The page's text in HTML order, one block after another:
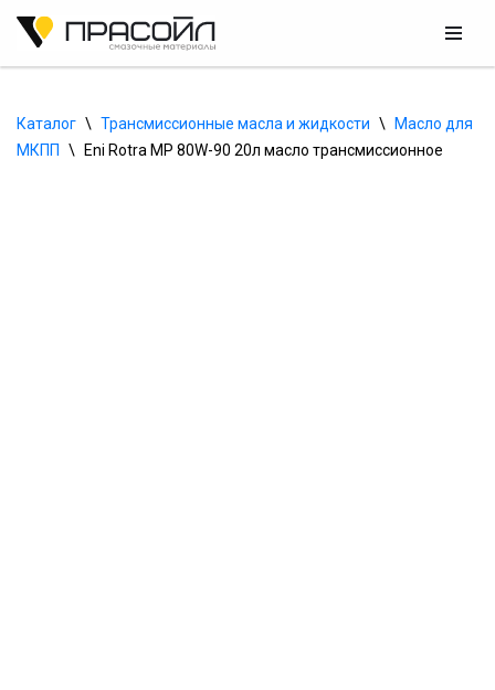
содержимому
Каталог \ Трансмиссионные масла и жидкости \
Масло для
МКПП
\ Eni Rotra MP 80W-90 20л масло трансмиссионное